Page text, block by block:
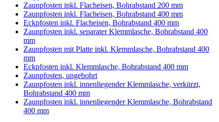
Zaunpfosten inkl. Flacheisen, Bohrabstand 200 mm
Zaunpfosten inkl. Flacheisen, Bohrabstand 400 mm
Eckpfosten inkl. Flacheisen, Bohrabstand 400 mm
Zaunpfosten inkl. separater Klemmlasche, Bohrabstand 400
mm
Zaunpfosten mit Platte inkl. Klemmlasche, Bohrabstand 400
mm
Eckpfosten inkl. Klemmlasche, Bohrabstand 400 mm
Zaunpfosten, ungebohrt
Zaunpfosten inkl. innenliegender Klemmlasche, verkürzt,
Bohrabstand 400 mm
Zaunpfosten inkl. innenliegender Klemmlasche, Bohrabstand
400 mm